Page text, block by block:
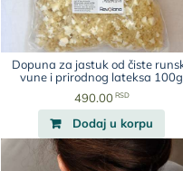
na
Dopuna za jastuk od čiste
vune i prirodnog lateksa 100g
490.00 RSD
Dodaj u korpu